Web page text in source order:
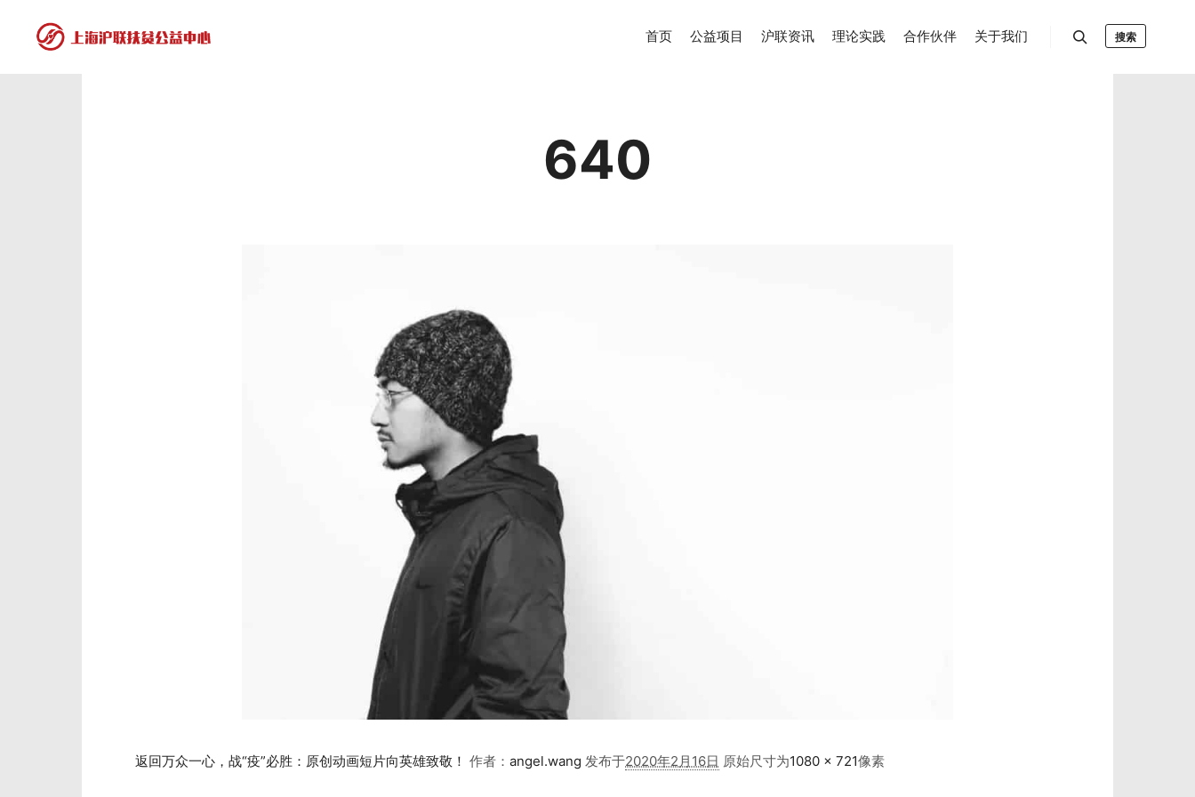
首页 公益项目 沪联资讯 理论实践 合作伙伴 关于我们 搜索
640
返回万众一心，战“疫”必胜：原创动画短片向英雄致敬！ 作者： angel.wang 发布于2020年2月16日 原始尺寸为1080 × 721像素